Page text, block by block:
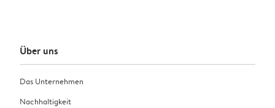
Über uns
Das Unternehmen
Nachhaltigkeit